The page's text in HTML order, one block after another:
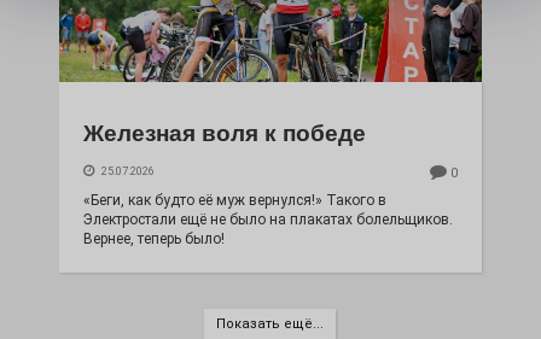
Железная воля к победе
25.07.2026 0
«Беги, как будто её муж вернулся!» Такого в
Электростали ещё не было на плакатах болельщиков.
Вернее, теперь было!
Показать ещё...